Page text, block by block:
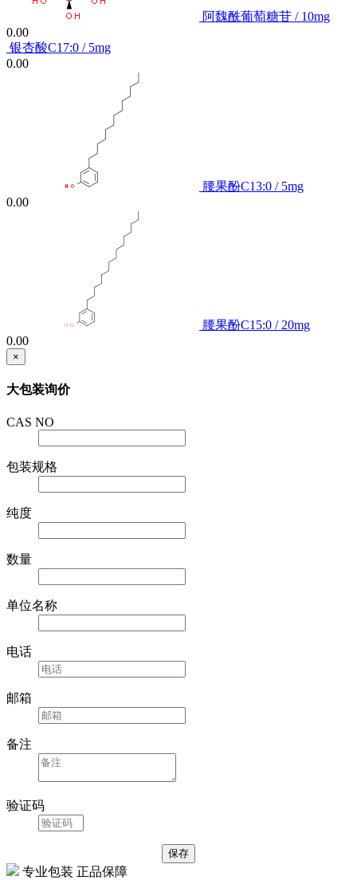
阿魏酰葡萄糖苷 / 10mg
0.00
银杏酸C17:0 / 5mg
0.00
腰果酚C13:0 / 5mg
0.00
腰果酚C15:0 / 20mg
0.00
×
大包装询价
CAS NO
包装规格
纯度
数量
单位名称
电话
邮箱
备注
验证码
专业包装 正品保障